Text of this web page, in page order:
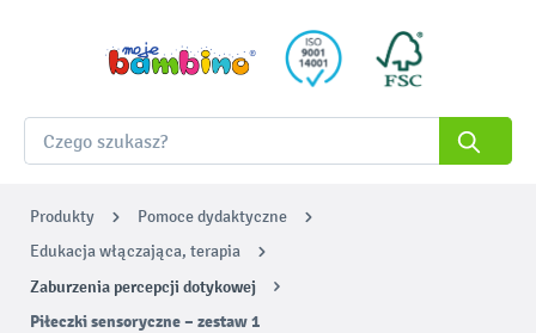
Produkty
Pomoce dydaktyczne
Edukacja włączająca, terapia
Zaburzenia percepcji dotykowej
Piłeczki sensoryczne – zestaw 1